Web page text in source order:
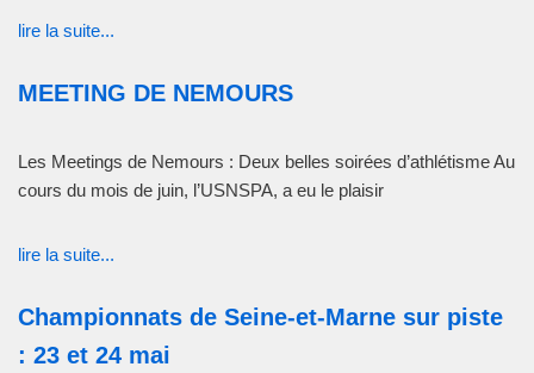
lire la suite...
MEETING DE NEMOURS
Les Meetings de Nemours : Deux belles soirées d’athlétisme Au
cours du mois de juin, l’USNSPA, a eu le plaisir
lire la suite...
Championnats de Seine-et-Marne sur piste
: 23 et 24 mai